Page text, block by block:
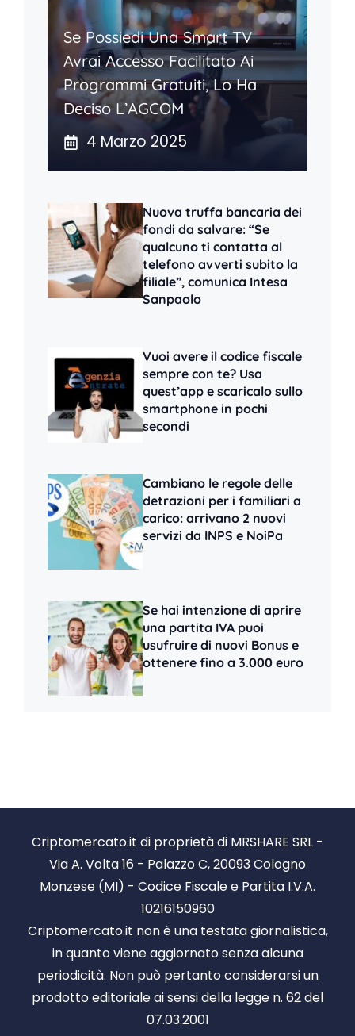
Se Possiedi Una Smart TV
Avrai Accesso Facilitato Ai
Programmi Gratuiti, Lo Ha
Deciso L’AGCOM
4 Marzo 2025
Nuova truffa bancaria dei
fondi da salvare: “Se
qualcuno ti contatta al
telefono avverti subito la
filiale”, comunica Intesa
Sanpaolo
Vuoi avere il codice fiscale
sempre con te? Usa
quest’app e scaricalo sullo
smartphone in pochi
secondi
Cambiano le regole delle
detrazioni per i familiari a
carico: arrivano 2 nuovi
servizi da INPS e NoiPa
Se hai intenzione di aprire
una partita IVA puoi
usufruire di nuovi Bonus e
ottenere fino a 3.000 euro
Criptomercato.it di proprietà di MRSHARE SRL -
Via A. Volta 16 - Palazzo C, 20093 Cologno
Monzese (MI) - Codice Fiscale e Partita I.V.A.
10216150960
Criptomercato.it non è una testata giornalistica,
in quanto viene aggiornato senza alcuna
periodicità. Non può pertanto considerarsi un
prodotto editoriale ai sensi della legge n. 62 del
07.03.2001